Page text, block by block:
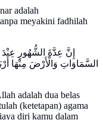
adalah
meyakini fadhilah
إِنَّ عِدَّةَ الشُّهُورِ
السَّمَاوَاتِ وَالْأَرْضَ مِنْهَا
adalah dua belas
(ketetapan) agama
diri kamu dalam